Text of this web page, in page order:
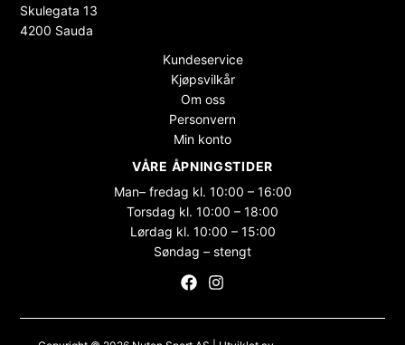
Skulegata 13
4200 Sauda
Kundeservice
Kjøpsvilkår
Om oss
Personvern
Min konto
VÅRE ÅPNINGSTIDER
Man– fredag kl. 10:00 – 16:00
Torsdag kl. 10:00 – 18:00
Lørdag kl. 10:00 – 15:00
Søndag – stengt